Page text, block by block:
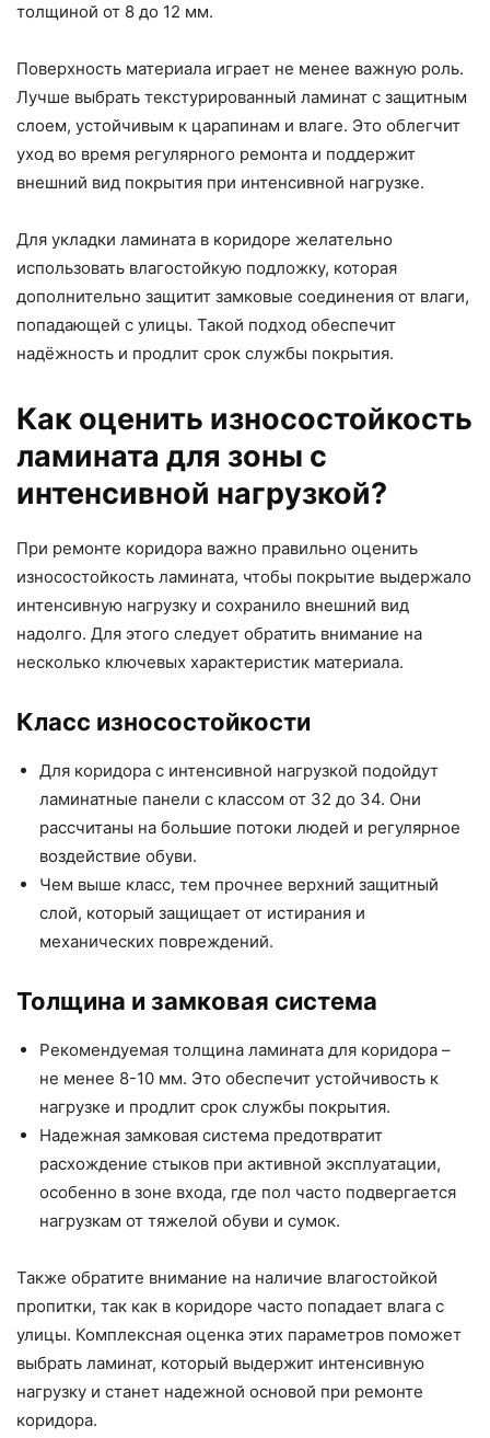
толщиной от 8 до 12 мм.
Поверхность материала играет не менее важную роль.
Лучше выбрать текстурированный ламинат с защитным
слоем, устойчивым к царапинам и влаге. Это облегчит
уход во время регулярного ремонта и поддержит
внешний вид покрытия при интенсивной нагрузке.
Для укладки ламината в коридоре желательно
использовать влагостойкую подложку, которая
дополнительно защитит замковые соединения от влаги,
попадающей с улицы. Такой подход обеспечит
надёжность и продлит срок службы покрытия.
Как оценить износостойкость
ламината для зоны с
интенсивной нагрузкой?
При ремонте коридора важно правильно оценить
износостойкость ламината, чтобы покрытие выдержало
интенсивную нагрузку и сохранило внешний вид
надолго. Для этого следует обратить внимание на
несколько ключевых характеристик материала.
Класс износостойкости
Для коридора с интенсивной нагрузкой подойдут
ламинатные панели с классом от 32 до 34. Они
рассчитаны на большие потоки людей и регулярное
воздействие обуви.
Чем выше класс, тем прочнее верхний защитный
слой, который защищает от истирания и
механических повреждений.
Толщина и замковая система
Рекомендуемая толщина ламината для коридора –
не менее 8-10 мм. Это обеспечит устойчивость к
нагрузке и продлит срок службы покрытия.
Надежная замковая система предотвратит
расхождение стыков при активной эксплуатации,
особенно в зоне входа, где пол часто подвергается
нагрузкам от тяжелой обуви и сумок.
Также обратите внимание на наличие влагостойкой
пропитки, так как в коридоре часто попадает влага с
улицы. Комплексная оценка этих параметров поможет
выбрать ламинат, который выдержит интенсивную
нагрузку и станет надежной основой при ремонте
коридора.